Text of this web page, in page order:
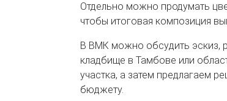
Отдельно можно продумать
чтобы итоговая композиция
В ВМК можно обсудить эскиз,
кладбище в Тамбове или
участка, а затем предлагаем
бюджету.